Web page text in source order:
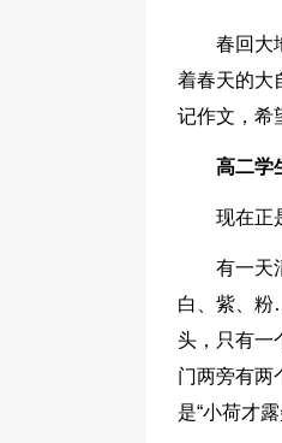
春回大
着春天的大
记作文，希
高二学
现在正
有一天
白、紫、粉
头，只有一
门两旁有两
是“小荷才